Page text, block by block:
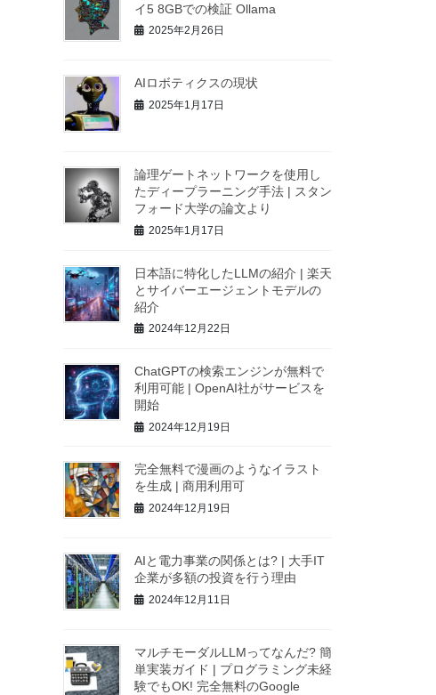
イ5 8GBでの検証 Ollama
2025年2月26日
AIロボティクスの現状
2025年1月17日
論理ゲートネットワークを使用し
たディープラーニング手法 | スタン
フォード大学の論文より
2025年1月17日
日本語に特化したLLMの紹介 | 楽天
とサイバーエージェントモデルの
紹介
2024年12月22日
ChatGPTの検索エンジンが無料で
利用可能 | OpenAI社がサービスを
開始
2024年12月19日
完全無料で漫画のようなイラスト
を生成 | 商用利用可
2024年12月19日
AIと電力事業の関係とは? | 大手IT
企業が多額の投資を行う理由
2024年12月11日
マルチモーダルLLMってなんだ? 簡
単実装ガイド | プログラミング未経
験でもOK! 完全無料のGoogle